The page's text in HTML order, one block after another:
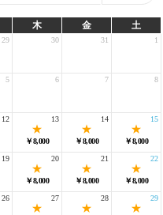
木 金 土
29 30 31 1
5 6 7 8
12
￥8,000
13
￥8,000
14
￥8,000
15
19
￥8,000
20
￥8,000
21
￥8,000
22
26 27 28 29